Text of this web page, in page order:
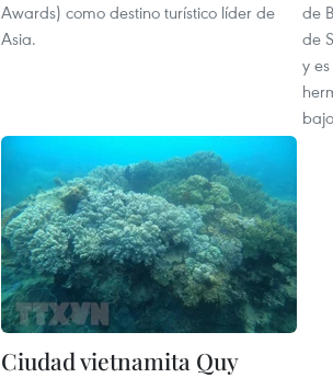
Awards) como destino turístico líder de
Asia.
de
de
y
Ciudad vietnamita Quy